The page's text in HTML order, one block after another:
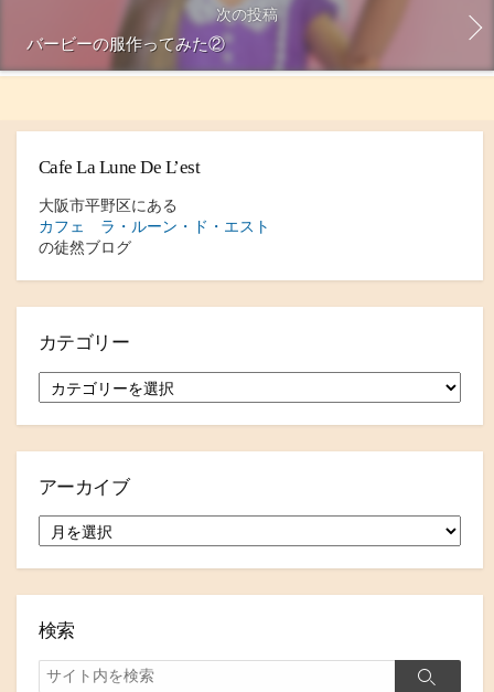
次の投稿
バービーの服作ってみた②
Cafe La Lune De L’est
大阪市平野区にある
カフェ ラ・ルーン・ド・エスト
の徒然ブログ
カテゴリー
テ
ゴ
アーカイブ
ー
カ
検索
検
検